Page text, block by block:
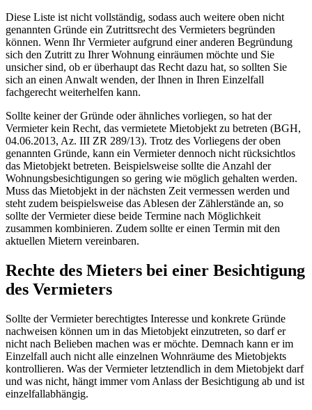
Diese Liste ist nicht vollständig, sodass auch weitere oben nicht
genannten Gründe ein Zutrittsrecht des Vermieters begründen
können. Wenn Ihr Vermieter aufgrund einer anderen Begründung
sich den Zutritt zu Ihrer Wohnung einräumen möchte und Sie
unsicher sind, ob er überhaupt das Recht dazu hat, so sollten Sie
sich an einen Anwalt wenden, der Ihnen in Ihren Einzelfall
fachgerecht weiterhelfen kann.
Sollte keiner der Gründe oder ähnliches vorliegen, so hat der
Vermieter kein Recht, das vermietete Mietobjekt zu betreten (BGH,
04.06.2013, Az. III ZR 289/13). Trotz des Vorliegens der oben
genannten Gründe, kann ein Vermieter dennoch nicht rücksichtlos
das Mietobjekt betreten. Beispielsweise sollte die Anzahl der
Wohnungsbesichtigungen so gering wie möglich gehalten werden.
Muss das Mietobjekt in der nächsten Zeit vermessen werden und
steht zudem beispielsweise das Ablesen der Zählerstände an, so
sollte der Vermieter diese beide Termine nach Möglichkeit
zusammen kombinieren. Zudem sollte er einen Termin mit den
aktuellen Mietern vereinbaren.
Rechte des Mieters bei einer Besichtigung
des Vermieters
Sollte der Vermieter berechtigtes Interesse und konkrete Gründe
nachweisen können um in das Mietobjekt einzutreten, so darf er
nicht nach Belieben machen was er möchte. Demnach kann er im
Einzelfall auch nicht alle einzelnen Wohnräume des Mietobjekts
kontrollieren. Was der Vermieter letztendlich in dem Mietobjekt darf
und was nicht, hängt immer vom Anlass der Besichtigung ab und ist
einzelfallabhängig.